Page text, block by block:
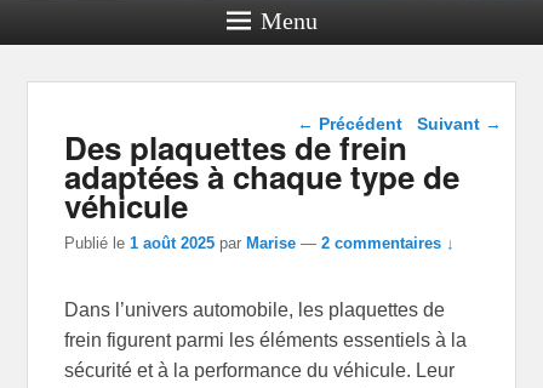
Menu
Navigation dans les
← Précédent Suivant →
Des plaquettes de frein
adaptées à chaque type de
véhicule
Publié le1 août 2025 parMarise —2 commentaires ↓
Dans l’univers automobile, les plaquettes de
frein figurent parmi les éléments essentiels à la
sécurité et à la performance du véhicule. Leur